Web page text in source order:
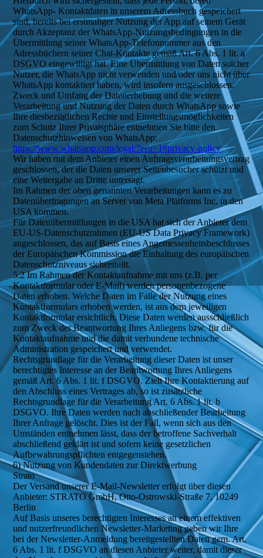
WhatsApp- Kontaktdaten in unserem Adressbuch gespeichert
sind, bereits bei erstmaliger Nutzung der App auf seinem Gerät
durch Akzeptanz der WhatsApp-Nutzungsbedingungen in die
Übermittlung seiner WhatsApp-Telefonnummer aus den
Adressbüchern seiner Chat-Kontakte gemäß Art. 6 Abs. 1 lit. a
DSGVO eingewilligt hat. Eine Übermittlung von Daten solcher
Nutzer, die WhatsApp nicht verwenden und/oder uns nicht über
WhatsApp kontaktiert haben, wird insofern ausgeschlossen.
Zweck und Umfang der Datenerhebung und die weitere
Verarbeitung und Nutzung der Daten durch WhatsApp sowie
Ihre diesbezüglichen Rechte und Einstellungsmöglichkeiten
zum Schutz Ihrer Privatsphäre entnehmen Sie bitte den
Datenschutzhinweisen von WhatsApp:
https://www.whatsapp.com/legal/?eea=1#privacy-policy
Wir haben mit dem Anbieter einen Auftragsverarbeitungsvertrag
geschlossen, der die Daten unserer Seitenbesucher schützt und
eine Weitergabe an Dritte untersagt.
Im Rahmen der oben genannten Verarbeitungen kann es zu
Datenübertragungen an Server von Meta Platforms Inc. in den
USA kommen.
Für Datenübermittlungen in die USA hat sich der Anbieter dem
EU-US-Datenschutzrahmen (EU-US Data Privacy Framework)
angeschlossen, das auf Basis eines Angemessenheitsbeschlusses
der Europäischen Kommission die Einhaltung des europäischen
Datenschutzniveaus sicherstellt.
5.2 Im Rahmen der Kontaktaufnahme mit uns (z.B. per
Kontaktformular oder E-Mail) werden personenbezogene
Daten erhoben. Welche Daten im Falle der Nutzung eines
Kontaktformulars erhoben werden, ist aus dem jeweiligen
Kontaktformular ersichtlich. Diese Daten werden ausschließlich
zum Zweck der Beantwortung Ihres Anliegens bzw. für die
Kontaktaufnahme und die damit verbundene technische
Administration gespeichert und verwendet.
Rechtsgrundlage für die Verarbeitung dieser Daten ist unser
berechtigtes Interesse an der Beantwortung Ihres Anliegens
gemäß Art. 6 Abs. 1 lit. f DSGVO. Zielt Ihre Kontaktierung auf
den Abschluss eines Vertrages ab, so ist zusätzliche
Rechtsgrundlage für die Verarbeitung Art. 6 Abs. 1 lit. b
DSGVO. Ihre Daten werden nach abschließender Bearbeitung
Ihrer Anfrage gelöscht. Dies ist der Fall, wenn sich aus den
Umständen entnehmen lässt, dass der betroffene Sachverhalt
abschließend geklärt ist und sofern keine gesetzlichen
Aufbewahrungspflichten entgegenstehen.
6) Nutzung von Kundendaten zur Direktwerbung
Strato
Der Versand unserer E-Mail-Newsletter erfolgt über diesen
Anbieter: STRATO GmbH, Otto-Ostrowski-Straße 7, 10249
Berlin
Auf Basis unseres berechtigten Interesses an einem effektiven
und nutzerfreundlichen Newsletter-Marketing geben wir Ihre
bei der Newsletter-Anmeldung bereitgestellten Daten gem. Art.
6 Abs. 1 lit. f DSGVO an diesen Anbieter weiter, damit dieser